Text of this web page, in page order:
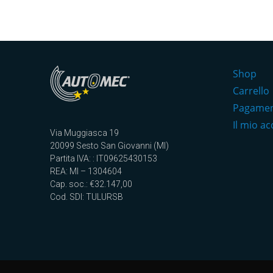
Via Muggiasca 19
20099 Sesto San Giovanni (MI)
Partita IVA: : IT09625430153
REA: MI – 1304604
Cap. soc.: €32.147,00
Cod. SDI: TULURSB
Shop
Carrello
Il mio